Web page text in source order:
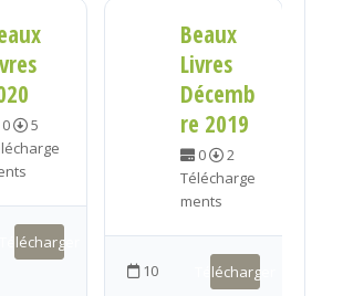
0
5
Télécharger
Beaux
Livres
Décemb
re 2019
0
2
Télécharge
ments
10
Télécharger